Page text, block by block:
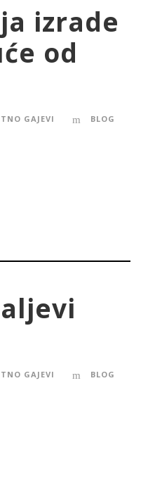
izrade
od
GAJEVI BLOG
GAJEVI BLOG